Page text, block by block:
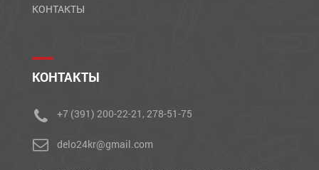
КОНТАКТЫ
КОНТАКТЫ
+7 (391) 200-22-21, 278-51-75
delo24kr@gmail.com